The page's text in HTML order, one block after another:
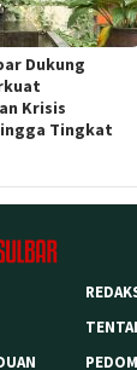
Dukung
Krisis
Tingkat